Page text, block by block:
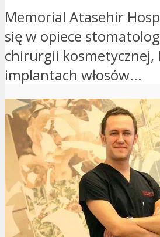
Memorial Atasehir
się w opiece
chirurgii kosmetycznej,
implantach włosów...